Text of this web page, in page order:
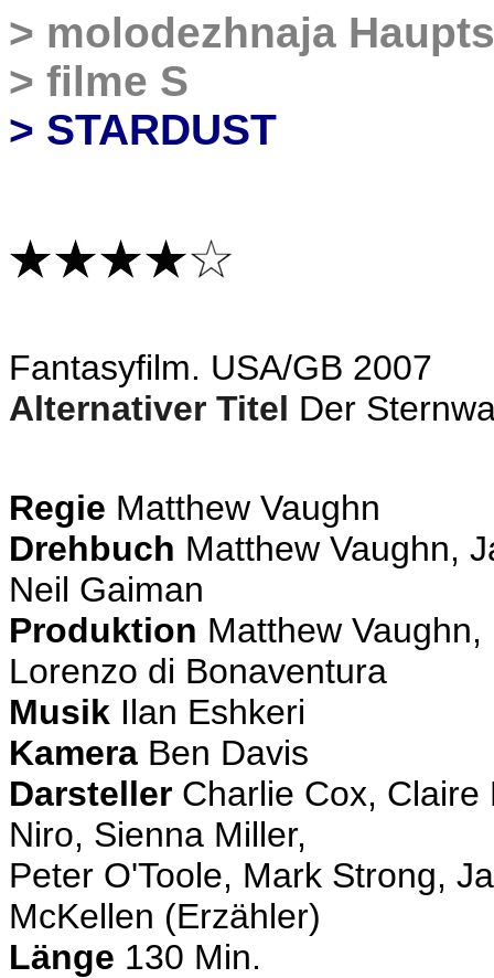
> molodezhnaja
> filme S
> STARDUST
Fantasyfilm. USA/GB 2007
Alternativer Titel Der
Regie Matthew Vaughn
Drehbuch Matthew Vaughn,
Neil Gaiman
Produktion Matthew
Lorenzo di Bonaventura
Musik Ilan Eshkeri
Kamera Ben Davis
Darsteller Charlie Cox, Claire
Niro, Sienna Miller,
Peter O'Toole, Mark Strong,
McKellen (Erzähler)
Länge 130 Min.